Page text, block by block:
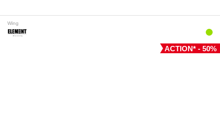
Wing
ACTION* - 50%